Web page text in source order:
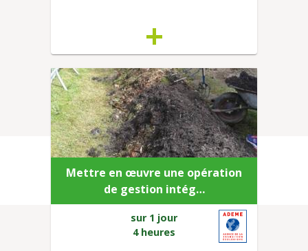
+
Mettre en œuvre une opération
de gestion intég…
sur 1 jour
4 heures